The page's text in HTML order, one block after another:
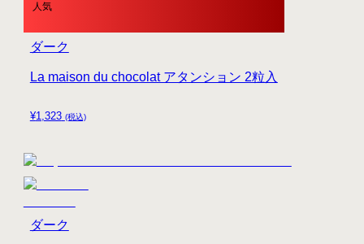
人気
¥1,323 (税込)
La maison du chocolat アタンション 2粒入
ダーク
ダーク